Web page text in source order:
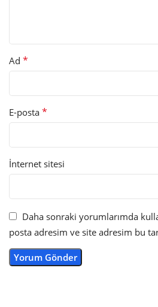
Ad *
E-posta *
İnternet sitesi
Daha sonraki yorumlarımda
posta adresim ve site adresim bu